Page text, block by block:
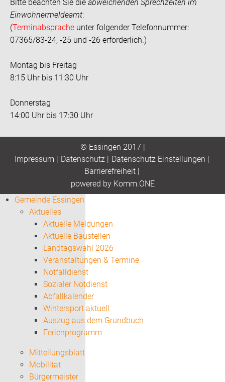
Bitte beachten Sie die abweichenden Sprechzeiten im
Einwohnermeldeamt:
(Terminabsprache unter folgender Telefonnummer:
07365/83-24, -25 und -26 erforderlich.)
Montag bis Freitag
8:15 Uhr bis 11:30 Uhr
Donnerstag
14:00 Uhr bis 17:30 Uhr
© Essingen 2017 |
Impressum
Datenschutz| Datenschutz Einstellungen
Barrierefreiheit|
powered by Komm.ONE
Gemeinde Essingen
Aktuelles
Aktuelle Meldungen
Aktuelle Baustellen
Landtagswahl 2026
Veranstaltungen & Termine
Notfalldienst
Sozialer Notdienst
Abfallkalender
Wintersport aktuell
Auszug aus dem Grundbuch
Ferienprogramm
Mitteilungsblatt
Mobilität
Bürgermeister